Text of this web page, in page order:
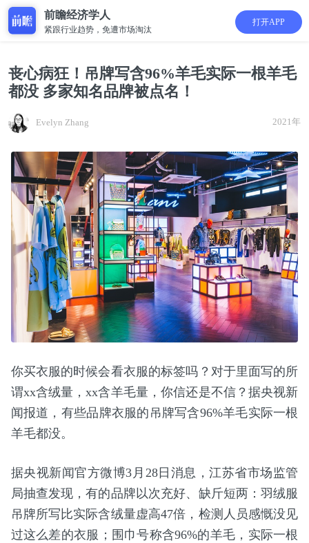
前瞻经济学人
紧跟行业趋势，免遭市场淘汰
打开APP
丧心病狂！吊牌写含96%羊毛实际一根羊毛
都没 多家知名品牌被点名！
Evelyn Zhang 2021年
你买衣服的时候会看衣服的标签吗？对于里面写的所
谓xx含绒量，xx含羊毛量，你信还是不信？据央视新
闻报道，有些品牌衣服的吊牌写含96%羊毛实际一根
羊毛都没。
据央视新闻官方微博3月28日消息，江苏省市场监管
局抽查发现，有的品牌以次充好、缺斤短两：羽绒服
吊牌所写比实际含绒量虚高47倍，检测人员感慨没见
过这么差的衣服；围巾号称含96%的羊毛，实际一根